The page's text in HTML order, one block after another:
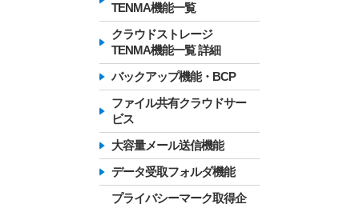
TENMA機能一覧
クラウドストレージ
TENMA機能一覧 詳細
バックアップ機能・BCP
ファイル共有クラウドサー
ビス
大容量メール送信機能
データ受取フォルダ機能
プライバシーマーク取得企